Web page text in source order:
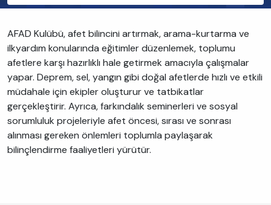
AFAD Kulübü, afet bilincini artırmak, arama-kurtarma ve
ilkyardım konularında eğitimler düzenlemek, toplumu
afetlere karşı hazırlıklı hale getirmek amacıyla çalışmalar
yapar. Deprem, sel, yangın gibi doğal afetlerde hızlı ve etkili
müdahale için ekipler oluşturur ve tatbikatlar
gerçekleştirir. Ayrıca, farkındalık seminerleri ve sosyal
sorumluluk projeleriyle afet öncesi, sırası ve sonrası
alınması gereken önlemleri toplumla paylaşarak
bilinçlendirme faaliyetleri yürütür.